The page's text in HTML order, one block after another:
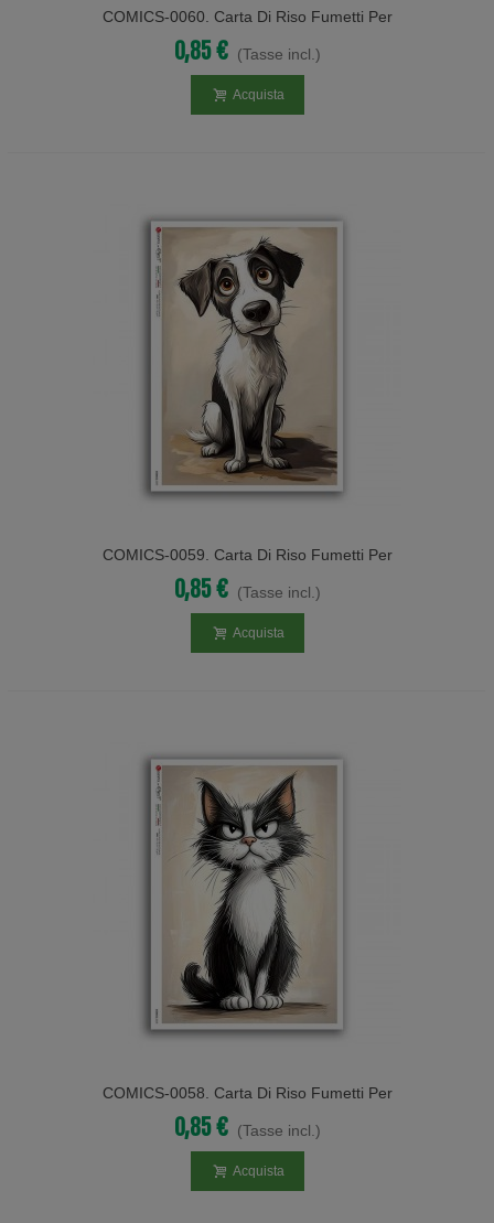
COMICS-0060. Carta Di Riso Fumetti Per
Decoupage.
0,85 € (Tasse incl.)
Acquista
COMICS-0059. Carta Di Riso Fumetti Per
Decoupage.
0,85 € (Tasse incl.)
Acquista
COMICS-0058. Carta Di Riso Fumetti Per
Decoupage.
0,85 € (Tasse incl.)
Acquista